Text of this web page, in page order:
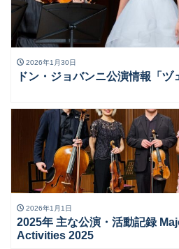
2026年1月30日
ドン・ジョバンニ公演情報「ヅ
2026年1月1日
2025年 主な公演・活動記録
Activities 2025